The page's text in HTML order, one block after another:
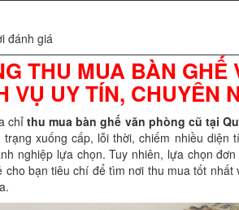
đánh giá
THU MUA BÀN GHẾ
VỤ UY TÍN, CHUYÊN
chỉthu mua bàn ghế văn phòng cũ tại
xuống cấp, lỗi thời, chiếm nhiều
nghiệp lựa chọn. Tuy nhiên, lựa chọn
cho bạn tiêu chí để tìm nơi thu mua tốt